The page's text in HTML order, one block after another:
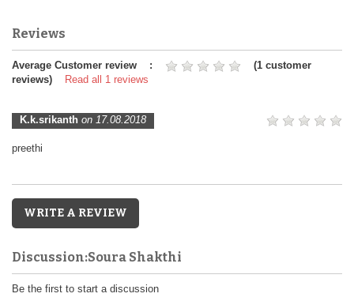
Reviews
Average Customer review :
(1 customer
reviews)
Read all 1 reviews
K.k.srikanth on 17.08.2018
preethi
WRITE A REVIEW
Discussion:Soura Shakthi
Be the first to start a discussion